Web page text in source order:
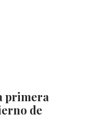
primera
de